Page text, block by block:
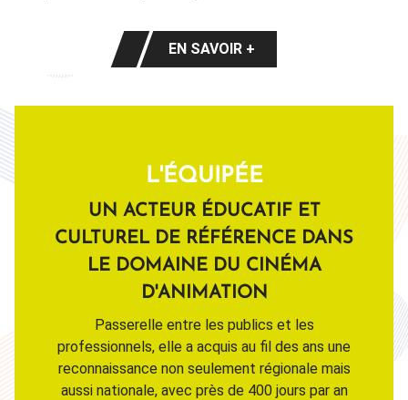
EN SAVOIR +
EN SAVOIR +
L'ÉQUIPÉE
UN ACTEUR ÉDUCATIF ET
CULTUREL DE RÉFÉRENCE DANS
LE DOMAINE DU CINÉMA
D'ANIMATION
Passerelle entre les publics et les
professionnels, elle a acquis au fil des ans une
reconnaissance non seulement régionale mais
aussi nationale, avec près de 400 jours par an